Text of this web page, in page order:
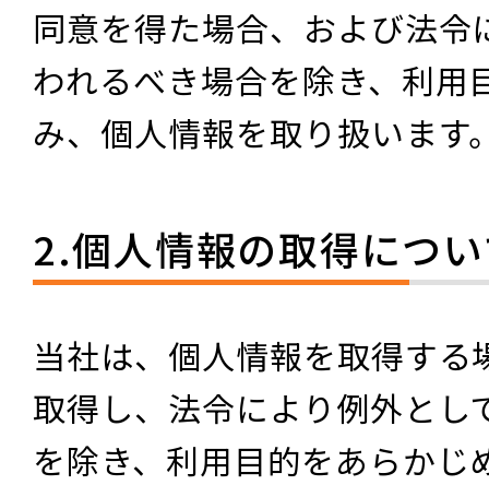
同意を得た場合、および法令
われるべき場合を除き、利用
み、個人情報を取り扱います
2.個人情報の取得につ
当社は、個人情報を取得す
取得し、法令により例外とし
を除き、利用目的をあらかじ